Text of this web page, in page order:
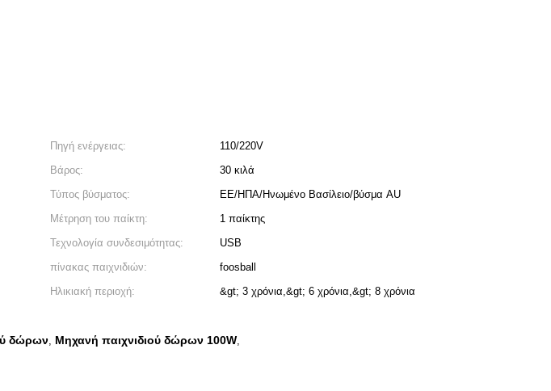
Πηγή ενέργειας:
110/220V
Βάρος:
30 κιλά
Τύπος βύσματος:
ΕΕ/ΗΠΑ/Ηνωμένο Βασίλειο/βύσμα AU
Μέτρηση του παίκτη:
1 παίκτης
Τεχνολογία συνδεσιμότητας:
USB
πίνακας παιχνιδιών:
foosball
Ηλικιακή περιοχή:
&gt; 3 χρόνια,&gt; 6 χρόνια,&gt; 8 χρόνια
δώρων, Μηχανή παιχνιδιού δώρων 100W,